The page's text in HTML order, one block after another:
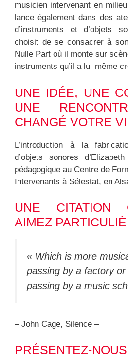
musicien intervenant en
lance également dans des
d’instruments et d’objets
choisit de se consacrer à
Nulle Part où il monte sur
instruments qu’il a lui-même
UNE IDÉE, UNE
UNE
CHANGÉ VOTRE
L’introduction à la
d’objets sonores
pédagogique au Centre de
Intervenants à Sélestat, en
UNE CITATION
AIMEZ
« Which is more
passing by a factory
passing by a music
– John Cage, Silence –
PRÉSENTEZ-NOUS